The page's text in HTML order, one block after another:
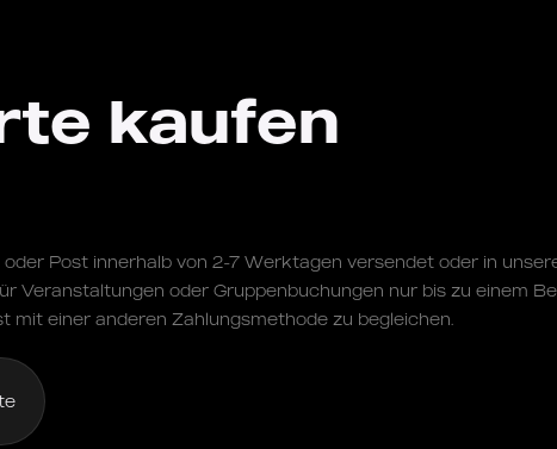
kaufen
Post innerhalb von 2-7 Werktagen versendet oder in
Veranstaltungen oder Gruppenbuchungen nur bis zu einem
einer anderen Zahlungsmethode zu begleichen.